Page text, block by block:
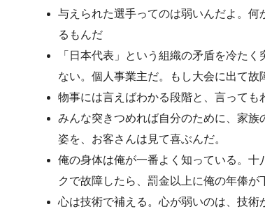
与えられた選手ってのは弱いんだよ。
るもんだ
「日本代表」という組織の矛盾を冷た
ない。個人事業主だ。もし大会に出て故
物事には言えばわかる段階と、言っても
みんな突きつめれば自分のために、家
姿を、お客さんは見て喜ぶんだ。
俺の身体は俺が一番よく知っている。
クで故障したら、罰金以上に俺の年俸が
心は技術で補える。心が弱いのは、技術